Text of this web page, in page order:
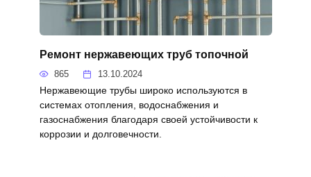
Ремонт нержавеющих труб топочной
865 13.10.2024
Нержавеющие трубы широко используются в
системах отопления, водоснабжения и
газоснабжения благодаря своей устойчивости к
коррозии и долговечности.